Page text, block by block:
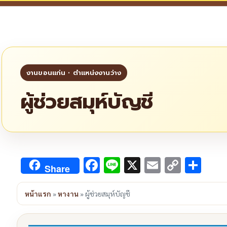
ผู้ช่วยสมุห์บัญชี
Share Facebook
Line
X Email
Copy
Link
หน้าแรก »หางาน »ผู้ช่วยสมุห์บัญชี